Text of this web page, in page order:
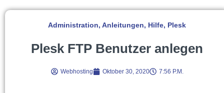
Administration, Anleitungen, Hilfe, Plesk
Plesk FTP Benutzer anlegen
Webhosting Oktober 30, 2020 7:56 P.m.